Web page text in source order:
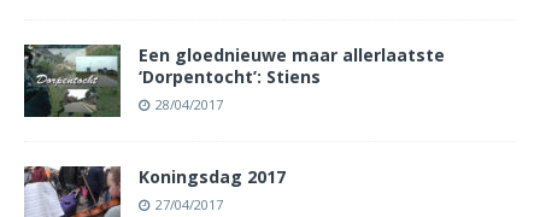
Een gloednieuwe maar allerlaatste
‘Dorpentocht’: Stiens
28/04/2017
Koningsdag 2017
27/04/2017